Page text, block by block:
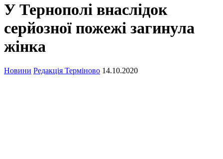
У Тернополі внаслідок
серйозної пожежі загинула
жінка
Новини Редакція Терміново 14.10.2020